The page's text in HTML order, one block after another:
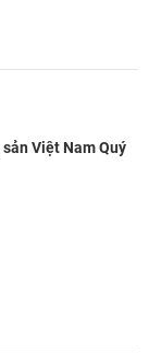
Việt Nam Quý